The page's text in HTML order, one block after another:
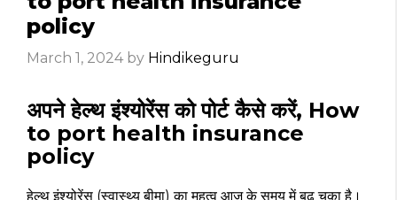
policy
March 1, 2024 by Hindikeguru
अपने हेल्थ इंश्योरेंस को पोर्ट कैसे करें, How
to port health insurance
policy
हेल्थ इंश्योरेंस (स्वास्थ्य बीमा) का महत्व आज के समय में बढ़ चुका है।